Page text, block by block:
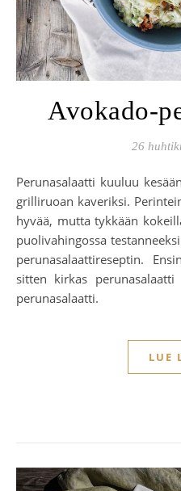
Avokado-
26
Perunasalaatti kuuluu kesään, vappuun, uuteenvuoteen ja
grilliruoan kaveriksi.
hyvää, mutta tykkään
puolivahingossa
perunasalaattireseptin.
sitten kirkas
perunasalaatti.
LUE